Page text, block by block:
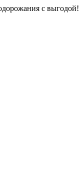
с выгодой!